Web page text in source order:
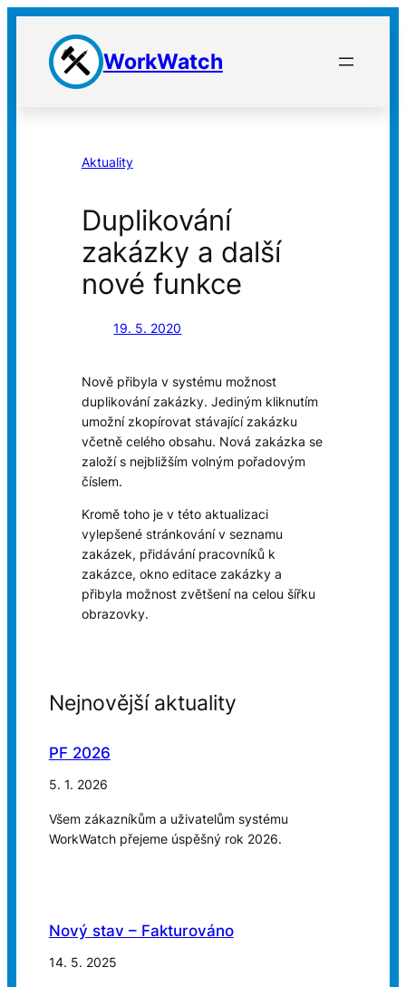
obsah
WorkWatch
Aktuality
Duplikování
zakázky a další
nové funkce
19. 5. 2020
Nově přibyla v systému možnost
duplikování zakázky. Jediným kliknutím
umožní zkopírovat stávající zakázku
včetně celého obsahu. Nová zakázka se
založí s nejbližším volným pořadovým
číslem.
Kromě toho je v této aktualizaci
vylepšené stránkování v seznamu
zakázek, přidávání pracovníků k
zakázce, okno editace zakázky a
přibyla možnost zvětšení na celou šířku
obrazovky.
Nejnovější aktuality
PF 2026
5. 1. 2026
Všem zákazníkům a uživatelům systému
WorkWatch přejeme úspěšný rok 2026.
Nový stav – Fakturováno
14. 5. 2025